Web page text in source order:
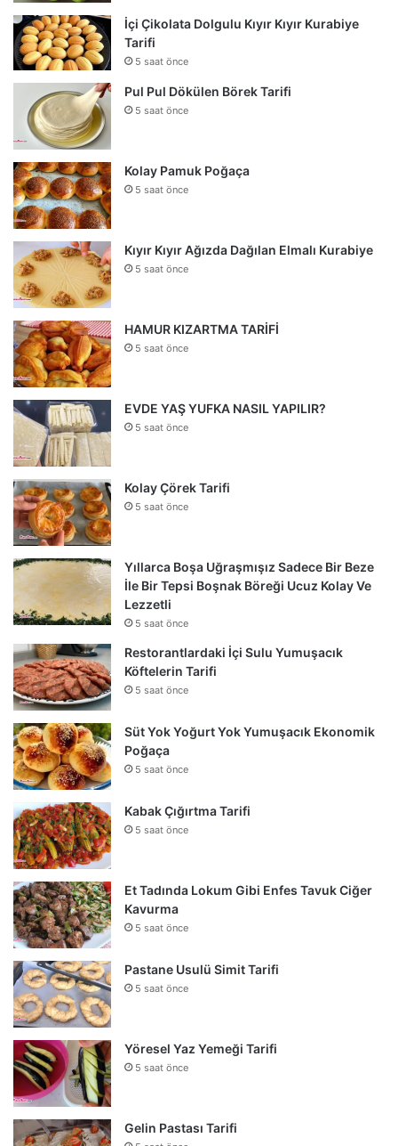
İçi Çikolata Dolgulu Kıyır Kıyır Kurabiye
Tarifi
5 saat önce
Pul Pul Dökülen Börek Tarifi
5 saat önce
Kolay Pamuk Poğaça
5 saat önce
Kıyır Kıyır Ağızda Dağılan Elmalı Kurabiye
5 saat önce
HAMUR KIZARTMA TARİFİ
5 saat önce
EVDE YAŞ YUFKA NASIL YAPILIR?
5 saat önce
Kolay Çörek Tarifi
5 saat önce
Yıllarca Boşa Uğraşmışız Sadece Bir Beze
İle Bir Tepsi Boşnak Böreği Ucuz Kolay Ve
Lezzetli
5 saat önce
Restorantlardaki İçi Sulu Yumuşacık
Köftelerin Tarifi
5 saat önce
Süt Yok Yoğurt Yok Yumuşacık Ekonomik
Poğaça
5 saat önce
Kabak Çığırtma Tarifi
5 saat önce
Et Tadında Lokum Gibi Enfes Tavuk Ciğer
Kavurma
5 saat önce
Pastane Usulü Simit Tarifi
5 saat önce
Yöresel Yaz Yemeği Tarifi
5 saat önce
Gelin Pastası Tarifi